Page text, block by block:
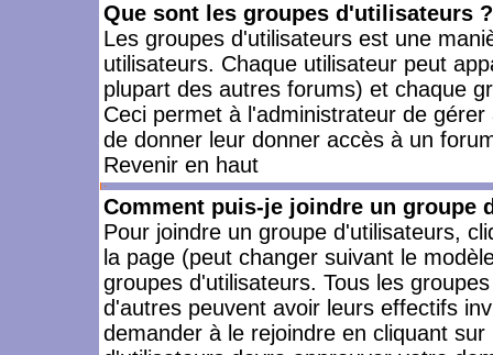
Que sont les groupes d'utilisateurs ?
Les groupes d'utilisateurs est une
utilisateurs. Chaque utilisateur peut
plupart des autres forums) et chaque
Ceci permet à l'administrateur de
de donner leur donner accès à un
Revenir en haut
Comment puis-je joindre un groupe
Pour joindre un groupe d'utilisateurs,
la page (peut changer suivant le
groupes d'utilisateurs. Tous les
d'autres peuvent avoir leurs effectifs
demander à le rejoindre en cliquant